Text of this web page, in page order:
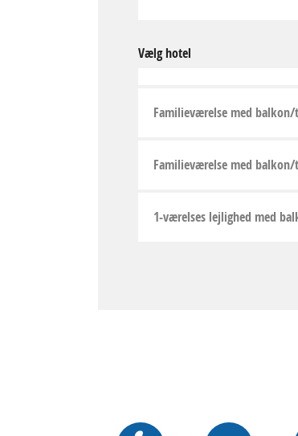
Vælg hotel
Familieværelse med balkon/
Familieværelse med balkon/
1-værelses lejlighed med